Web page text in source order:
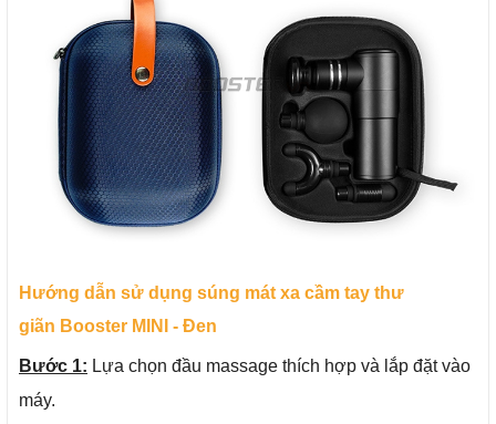
Hướng dẫn sử dụng súng mát xa cầm tay thư
giãn Booster MINI - Đen
Bước 1: Lựa chọn đầu massage thích hợp và lắp đặt vào
máy.